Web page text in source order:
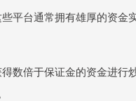
平台通常拥有雄厚的资金
数倍于保证金的资金进行